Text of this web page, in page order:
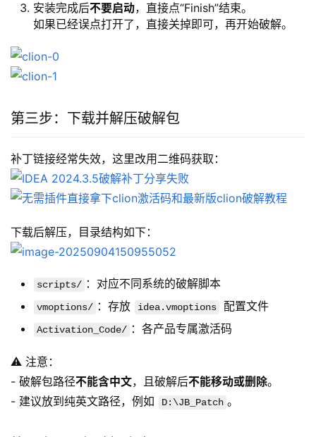
安装完成后不要启动，直接点“Finish”结束。
如果已经误点打开了，直接关掉即可，再开始破解。
第三步：下载并解压破解包
补丁链接经常失效，这里改用二维码获取：
下载后解压，目录结构如下：
scripts/ ：对应不同系统的破解脚本
vmoptions/ ：存放 idea.vmoptions 配置文件
Activation_Code/ ：各产品专属激活码
⚠️ 注意：
- 破解包路径不能含中文，且破解后不能移动或删除。
- 建议放到纯英文路径，例如
D:\JB_Patch 。